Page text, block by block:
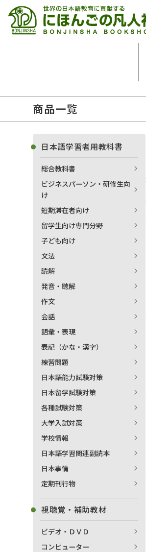
留学生
読解
練習問題
各種試
日本
カード
韓国語
ドイツ
各国語
語学・
音声・
文法
試験対策
多言
定期刊
商品一覧
日本語学習者用教科書
総合教科書
ビジネスパーソン・研修生向
け
短期滞在者向け
留学生向け専門分野
子ども向け
文法
読解
発音・聴解
作文
会話
語彙・表現
表記（かな・漢字）
練習問題
日本語能力試験対策
日本留学試験対策
各種試験対策
大学入試対策
学校情報
日本語学習関連副読本
日本事情
定期刊行物
視聴覚・補助教材
ビデオ・ＤＶＤ
コンピューター